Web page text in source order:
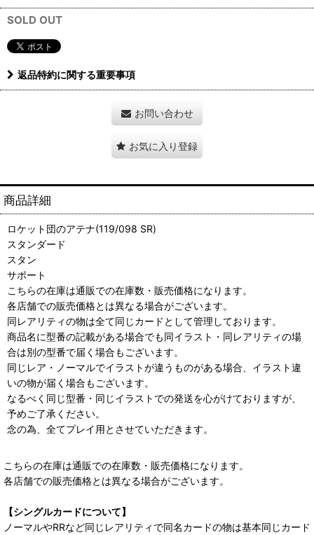
SOLD OUT
返品特約に関する重要事項
お問い合わせ
お気に入り登録
商品詳細
ロケット団のアテナ(119/098 SR)
スタンダード
スタン
サポート
こちらの在庫は通販での在庫数・販売価格になります。
各店舗での販売価格とは異なる場合がございます。
同レアリティの物は全て同じカードとして管理しております。
商品名に型番の記載がある場合でも同イラスト・同レアリティの場
合は別の型番で届く場合もございます。
同じレア・ノーマルでイラストが違うものがある場合、イラスト違
いの物が届く場合もございます。
なるべく同じ型番・同じイラストでの発送を心がけておりますが、
予めご了承ください。
念の為、全てプレイ用とさせていただきます。
こちらの在庫は通販での在庫数・販売価格になります。
各店舗での販売価格とは異なる場合がございます。
【シングルカードについて】
ノーマルやRRなど同じレアリティで同名カードの物は基本同じカード